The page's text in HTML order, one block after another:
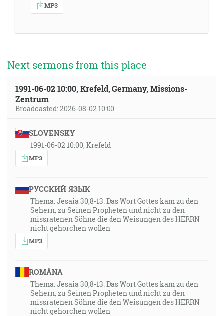
MP3
Next sermons from this place
1991-06-02 10:00, Krefeld, Germany, Missions-
Zentrum
Broadcasted: 2026-08-02 10:00
SLOVENSKY
1991-06-02 10:00, Krefeld
MP3
РУССКИЙ ЯЗЫК
Thema: Jesaia 30,8-13: Das Wort Gottes kam zu den
Sehern, zu Seinen Propheten und nicht zu den
missratenen Söhne die den Weisungen des HERRN
nicht gehorchen wollen!
MP3
ROMÂNA
Thema: Jesaia 30,8-13: Das Wort Gottes kam zu den
Sehern, zu Seinen Propheten und nicht zu den
missratenen Söhne die den Weisungen des HERRN
nicht gehorchen wollen!